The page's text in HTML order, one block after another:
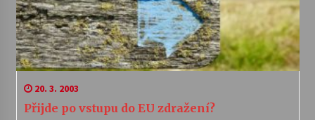
20. 3. 2003
Přijde po vstupu do EU zdražení?